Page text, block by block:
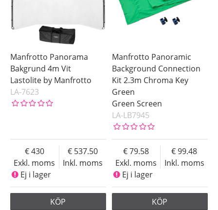
Manfrotto Panorama
Bakgrund 4m Vit
Lastolite by Manfrotto
LA-7623
Exkl. moms
430
Inkl. moms
537.50
Ej i lager
KÖP
Manfrotto Panoramic
Background Connection
Kit 2.3m Chroma Key
Green
Green Screen
LA-LB7945
Exkl. moms
79.58
Inkl. moms
99.48
Ej i lager
KÖP